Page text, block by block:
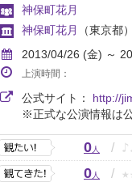
神保町花月
神保町花月
（東京都）
2013/04/26 (金) ～
上演時間：
公式サイト： http://
※正式な公演情報は
0人 / ♪
0人 / ★